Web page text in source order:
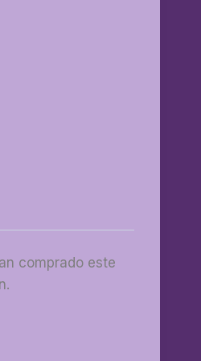
comprado este